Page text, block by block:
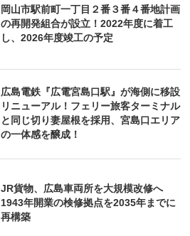
岡山市駅前町一丁目２番３番４番地計画
の再開発組合が設立！2022年度に着工
し、2026年度竣工の予定
広島電鉄『広電宮島口駅』が海側に移設
リニューアル！フェリー旅客ターミナル
と同じ切り妻屋根を採用、宮島口エリア
の一体感を醸成！
JR貨物、広島車両所を大規模改修へ
1943年開業の検修拠点を2035年までに
再構築